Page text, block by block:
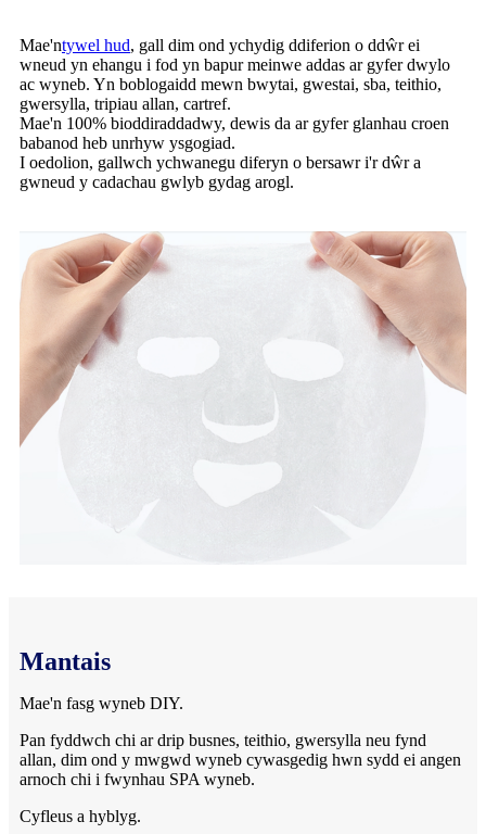
Mae'ntywel hud, gall dim ond ychydig ddiferion o ddŵr ei
wneud yn ehangu i fod yn bapur meinwe addas ar gyfer dwylo
ac wyneb. Yn boblogaidd mewn bwytai, gwestai, sba, teithio,
gwersylla, tripiau allan, cartref.
Mae'n 100% bioddiraddadwy, dewis da ar gyfer glanhau croen
babanod heb unrhyw ysgogiad.
I oedolion, gallwch ychwanegu diferyn o bersawr i'r dŵr a
gwneud y cadachau gwlyb gydag arogl.
Mantais
Mae'n fasg wyneb DIY.
Pan fyddwch chi ar drip busnes, teithio, gwersylla neu fynd
allan, dim ond y mwgwd wyneb cywasgedig hwn sydd ei angen
arnoch chi i fwynhau SPA wyneb.
Cyfleus a hyblyg.